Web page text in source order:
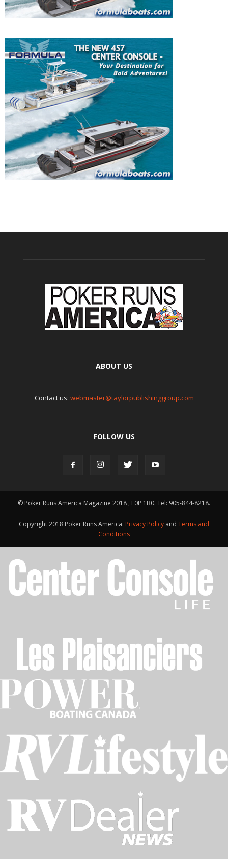
ABOUT US
Contact us: webmaster@taylorpublishinggroup.com
FOLLOW US
© Poker Runs America Magazine 2018 , L0P 1B0. Tel: 905-844-8218.
Copyright 2018 Poker Runs America. Privacy Policy and Terms and
Conditions